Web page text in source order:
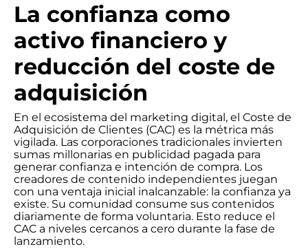
La confianza como
activo financiero y
reducción del coste de
adquisición
En el ecosistema del marketing digital, el Coste de
Adquisición de Clientes (CAC) es la métrica más
vigilada. Las corporaciones tradicionales invierten
sumas millonarias en publicidad pagada para
generar confianza e intención de compra. Los
creadores de contenido independientes juegan
con una ventaja inicial inalcanzable: la confianza ya
existe. Su comunidad consume sus contenidos
diariamente de forma voluntaria. Esto reduce el
CAC a niveles cercanos a cero durante la fase de
lanzamiento.